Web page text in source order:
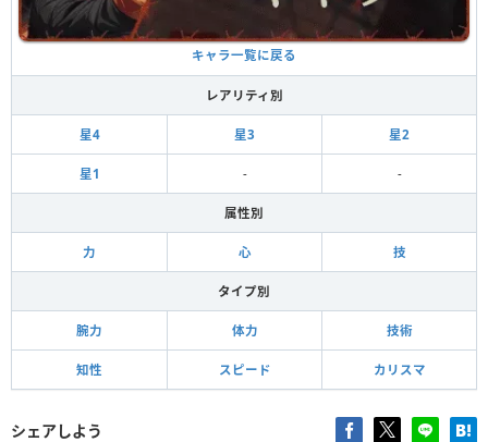
キャラ一覧に戻る
レアリティ別
星4 星3 星2
星1 - -
属性別
力 心 技
タイプ別
腕力 体力 技術
知性 スピード カリスマ
シェアしよう